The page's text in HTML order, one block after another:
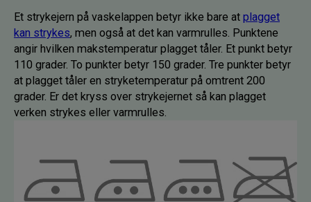
Et strykejern på vaskelappen betyr ikke bare at plagget
kan strykes, men også at det kan varmrulles. Punktene
angir hvilken makstemperatur plagget tåler. Et punkt betyr
110 grader. To punkter betyr 150 grader. Tre punkter betyr
at plagget tåler en stryketemperatur på omtrent 200
grader. Er det kryss over strykejernet så kan plagget
verken strykes eller varmrulles.